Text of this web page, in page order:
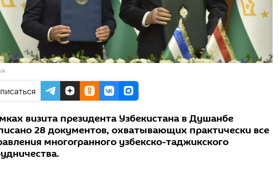
визита президента Узбекистана в Душанбе
28 документов, охватывающих практически все
многогранного узбекско-таджикского